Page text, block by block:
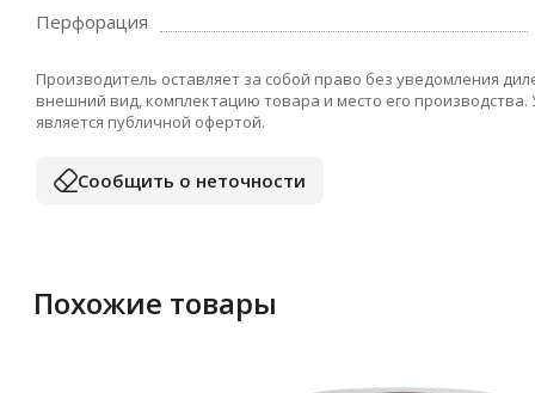
Перфорация
Производитель оставляет за собой право без уведомления
внешний вид, комплектацию товара и место его
является публичной офертой.
Сообщить о неточности
Похожие товары